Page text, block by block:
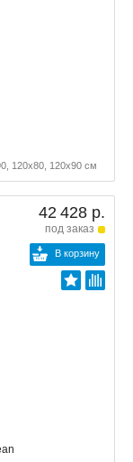
120x80, 120x90 см
42 428 р.
под заказ
В корзину